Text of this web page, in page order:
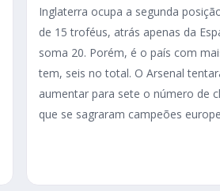
Inglaterra ocupa a segunda
de 15 troféus, atrás apenas da
soma 20. Porém, é o país com
tem, seis no total. O Arsenal
aumentar para sete o número de
que se sagraram campeões